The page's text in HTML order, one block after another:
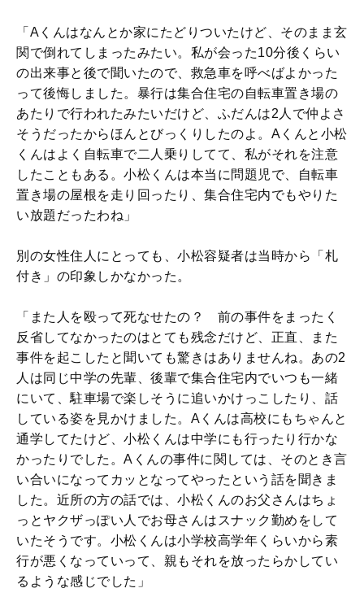
「Aくんはなんとか家にたどりついたけど、そのまま玄
関で倒れてしまったみたい。私が会った10分後くらい
の出来事と後で聞いたので、救急車を呼べばよかった
って後悔しました。暴行は集合住宅の自転車置き場の
あたりで行われたみたいだけど、ふだんは2人で仲よさ
そうだったからほんとびっくりしたのよ。Aくんと小松
くんはよく自転車で二人乗りしてて、私がそれを注意
したこともある。小松くんは本当に問題児で、自転車
置き場の屋根を走り回ったり、集合住宅内でもやりた
い放題だったわね」
別の女性住人にとっても、小松容疑者は当時から「札
付き」の印象しかなかった。
「また人を殴って死なせたの？ 前の事件をまったく
反省してなかったのはとても残念だけど、正直、また
事件を起こしたと聞いても驚きはありませんね。あの2
人は同じ中学の先輩、後輩で集合住宅内でいつも一緒
にいて、駐車場で楽しそうに追いかけっこしたり、話
している姿を見かけました。Aくんは高校にもちゃんと
通学してたけど、小松くんは中学にも行ったり行かな
かったりでした。Aくんの事件に関しては、そのとき言
い合いになってカッとなってやったという話を聞きま
した。近所の方の話では、小松くんのお父さんはちょ
っとヤクザっぽい人でお母さんはスナック勤めをして
いたそうです。小松くんは小学校高学年くらいから素
行が悪くなっていって、親もそれを放ったらかしてい
るような感じでした」